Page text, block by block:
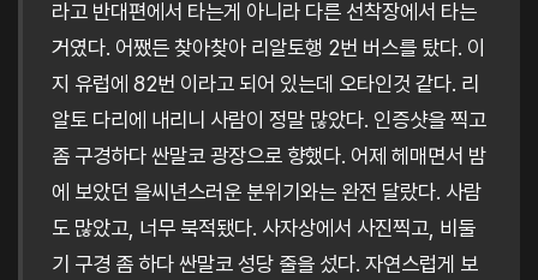
라고 반대편에서 타는게 아니라 다른 선착장에서 타는
거였다. 어쨌든 찾아찾아 리알토행 2번 버스를 탔다. 이
지 유럽에 82번 이라고 되어 있는데 오타인것 같다. 리
알토 다리에 내리니 사람이 정말 많았다. 인증샷을 찍고
좀 구경하다 싼말코 광장으로 향했다. 어제 헤매면서 밤
에 보았던 을씨년스러운 분위기와는 완전 달랐다. 사람
도 많았고, 너무 북적됐다. 사자상에서 사진찍고, 비둘
기 구경 좀 하다 싼말코 성당 줄을 섰다. 자연스럽게 보